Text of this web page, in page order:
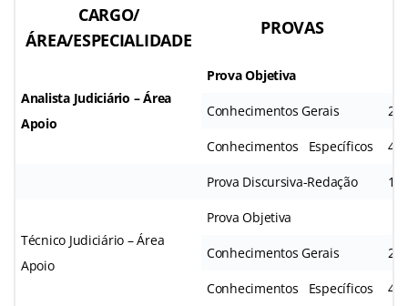
CARGO/
ÁREA/ESPECIALIDADE
PROVAS
Analista Judiciário – Área
Apoio
Prova Objetiva
Conhecimentos Gerais 20
Conhecimentos Específicos 40
Prova Discursiva-Redação 1
Técnico Judiciário – Área
Apoio
Prova Objetiva
Conhecimentos Gerais 20
Conhecimentos Específicos 40